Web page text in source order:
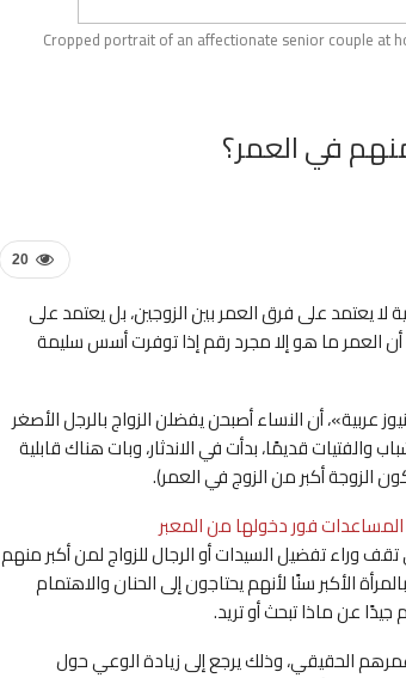
Cropped portrait of an affectionate senior couple at
في العمر؟
20
لا يعتمد على فرق العمر بين الزوجين، بل يعتمد على
العمر ما هو إلا مجرد رقم إذا توفرت أسس سليمة
عربية»، أن النساء أصبحن يفضلن الزواج بالرجل الأصغر
والفتيات قديمًا، بدأت في الاندثار، وبات هناك قابلية
أكبر من الزوج في العمر).
المساعدات فور دخولها من المعبر
وراء تفضيل السيدات أو الرجال للزواج لمن أكبر منهم
الأكبر سنًا لأنهم يحتاجون إلى الحنان والاهتمام
جيدًا عن ماذا تبحث أو تريد.
الحقيقي، وذلك يرجع إلى زيادة الوعي حول